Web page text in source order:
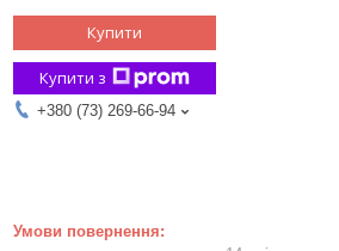
Купити
Купити з
+380 (73) 269-66-94